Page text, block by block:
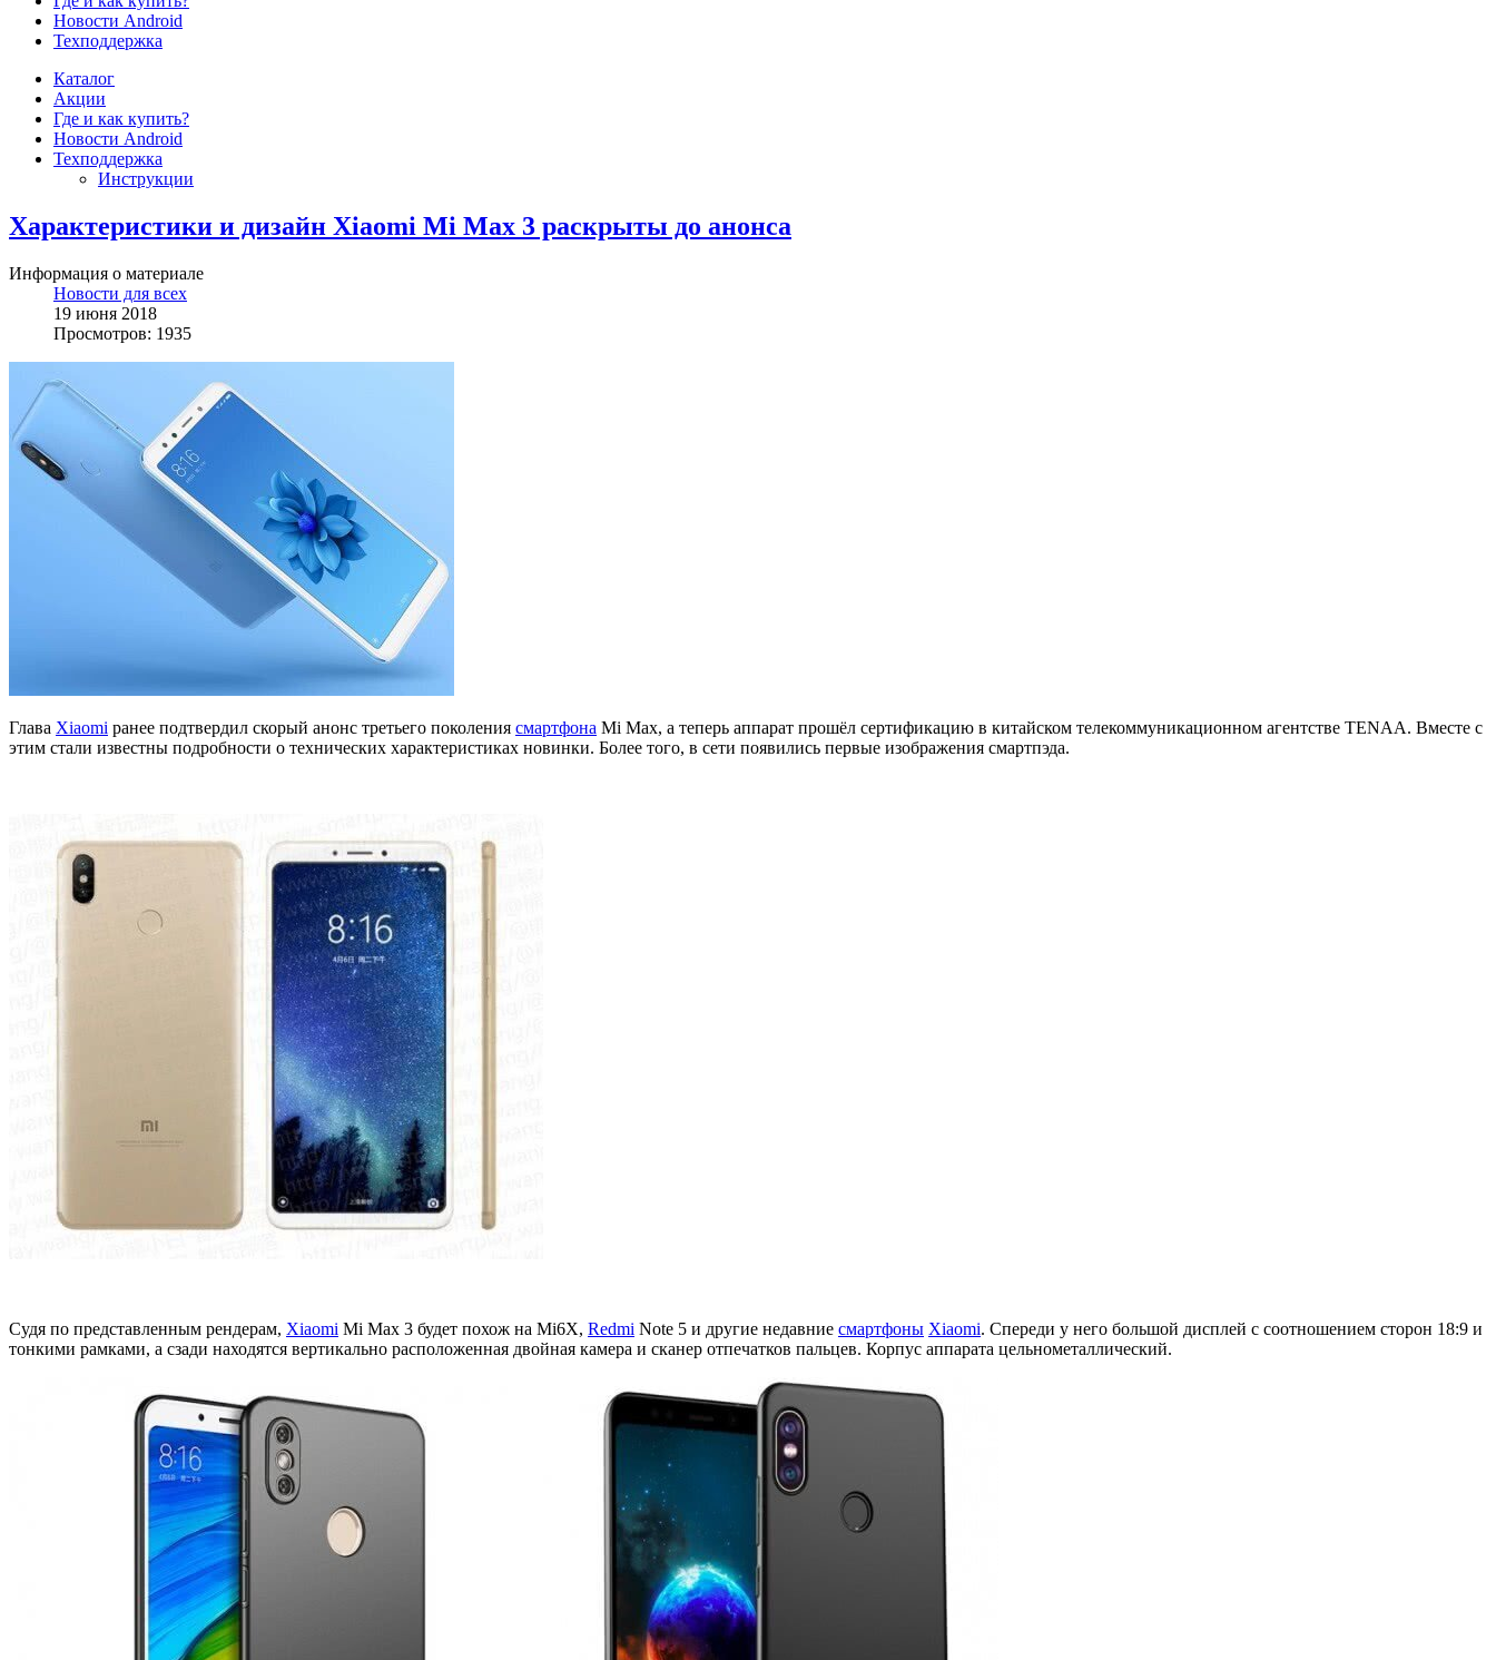
Новости Android
Техподдержка
Каталог
Акции
Где и как купить?
Новости Android
Техподдержка
Инструкции
Характеристики и дизайн Xiaomi Mi Max 3 раскрыты до анонса
Информация о материале
Новости для всех
19 июня 2018
Просмотров: 1935
Глава Xiaomi ранее подтвердил скорый анонс третьего поколения смартфона Mi Max, а теперь аппарат прошёл сертификацию в китайском телекоммуникационном агентстве TENAA. Вместе с
этим стали известны подробности о технических характеристиках новинки. Более того, в сети появились первые изображения смартпэда.
Судя по представленным рендерам, Xiaomi Mi Max 3 будет похож на Mi6X, Redmi Note 5 и другие недавние смартфоны Xiaomi. Спереди у него большой дисплей с соотношением сторон 18:9 и
тонкими рамками, а сзади находятся вертикально расположенная двойная камера и сканер отпечатков пальцев. Корпус аппарата цельнометаллический.